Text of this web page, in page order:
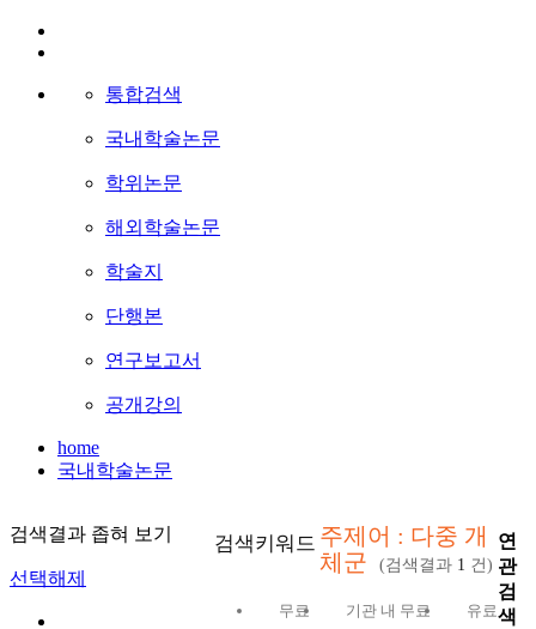
통합검색
국내학술논문
학위논문
해외학술논문
학술지
단행본
연구보고서
공개강의
home
국내학술논문
검색결과 좁혀 보기
선택해제
검색키워드 주제어 : 다중 개
체군
(검색결과 1 건)
무료 기관 내 무료 유료
연
관
검
색